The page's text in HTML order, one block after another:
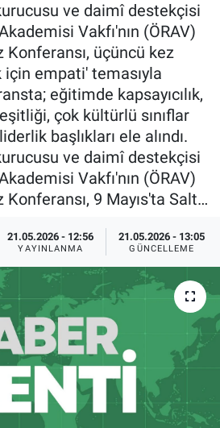
ve daimî destekçisi
Vakfı'nın (ÖRAV)
üçüncü kez
empati' temasıyla
eğitimde kapsayıcılık,
çok kültürlü sınıflar
başlıkları ele alındı.
ve daimî destekçisi
Vakfı'nın (ÖRAV)
9 Mayıs'ta Salt…
21.05.2026 - 12:56
YAYINLANMA
21.05.2026 - 13:05
GÜNCELLEME